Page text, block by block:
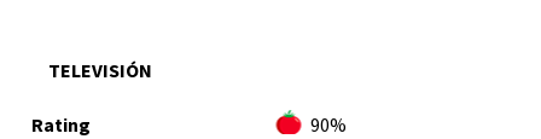
TELEVISIÓN
90%